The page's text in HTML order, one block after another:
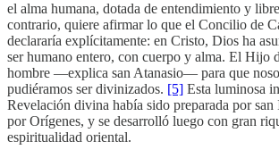
el alma humana, dotada de entendimiento y
contrario, quiere afirmar lo que el Concilio de
declararía explícitamente: en Cristo, Dios ha
ser humano entero, con cuerpo y alma. El Hijo
hombre —explica san Atanasio— para que
pudiéramos ser divinizados. [5] Esta luminosa
Revelación divina había sido preparada por
por Orígenes, y se desarrolló luego con gran
espiritualidad oriental.